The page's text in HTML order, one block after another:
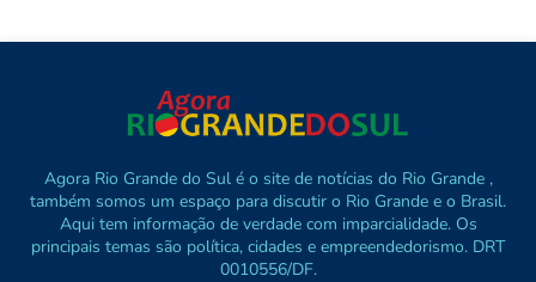
Agora Rio Grande do Sul é o site de notícias do Rio Grande ,
também somos um espaço para discutir o Rio Grande e o Brasil.
Aqui tem informação de verdade com imparcialidade. Os
principais temas são política, cidades e empreendedorismo. DRT
0010556/DF.